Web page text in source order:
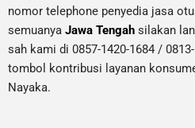
nomor telephone penyedia jasa
semuanya Jawa Tengah silakan
sah kami di 0857-1420-1684 /
tombol kontribusi layanan
Nayaka.